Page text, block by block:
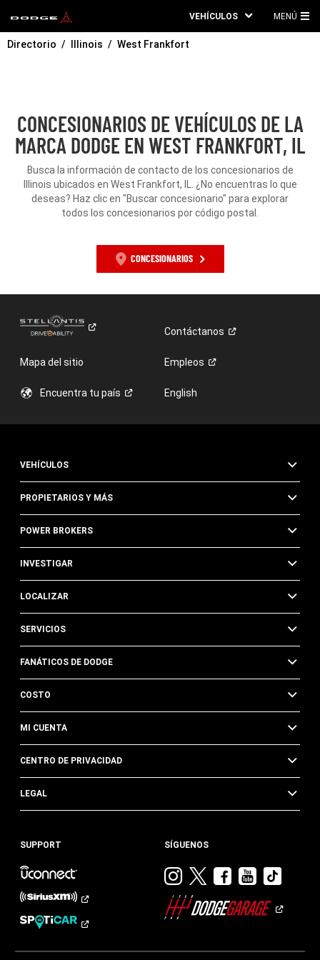
VEHÍCULOS MENÚ
Directorio Illinois West Frankfort
CONCESIONARIOS DE VEHÍCULOS DE LA
MARCA DODGE EN WEST FRANKFORT, IL
Busca la información de contacto de los concesionarios de
Illinois ubicados en West Frankfort, IL. ¿No encuentras lo que
deseas? Haz clic en "Buscar concesionario" para explorar
todos los concesionarios por código postal.
CONCESIONARIOS
Contáctanos
Mapa del sitio Empleos
Encuentra tu país English
VEHÍCULOS
PROPIETARIOS Y MÁS
POWER BROKERS
INVESTIGAR
LOCALIZAR
SERVICIOS
FANÁTICOS DE DODGE
COSTO
MI CUENTA
CENTRO DE PRIVACIDAD
LEGAL
SUPPORT SÍGUENOS
Visitar
Dodge
en
Visitar
en
Visitar
en
Visitar
en en